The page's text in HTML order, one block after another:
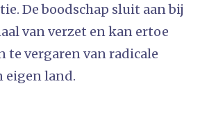
De boodschap sluit aan bij
van verzet en kan ertoe
te vergaren van radicale
eigen land.